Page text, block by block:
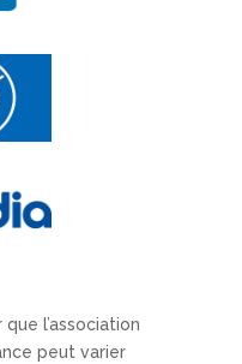
l’association
peut varier